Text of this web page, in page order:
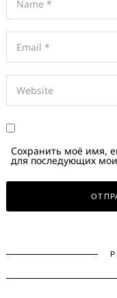
Сохранить моё имя,
для последующих